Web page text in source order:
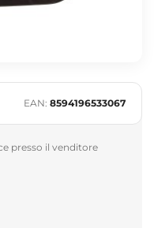
EAN: 8594196533067
presso il venditore